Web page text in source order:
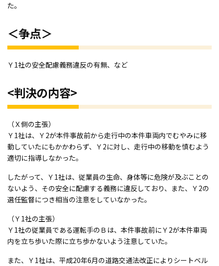
た。
＜争点＞
Ｙ1社の安全配慮義務違反の有無、など
<判決の内容>
（Ｘ側の主張）
Ｙ1社は、Ｙ2が本件事故前から走行中の本件車両内でむやみに移
動していたにもかかわらず、Ｙ2に対し、走行中の移動を慎むよう
適切に指導しなかった。
したがって、Ｙ1社は、従業員の生命、身体等に危険が及ぶことの
ないよう、その安全に配慮する義務に違反しており、また、Ｙ2の
選任監督につき相当の注意をしていなかった。
（Ｙ1社の主張）
Ｙ1社の従業員である運転手のＢは、本件事故前にＹ2が本件車両
内を立ち歩いた際に立ち歩かないよう注意していた。
また、Ｙ1社は、平成20年6月の道路交通法改正によりシートベル